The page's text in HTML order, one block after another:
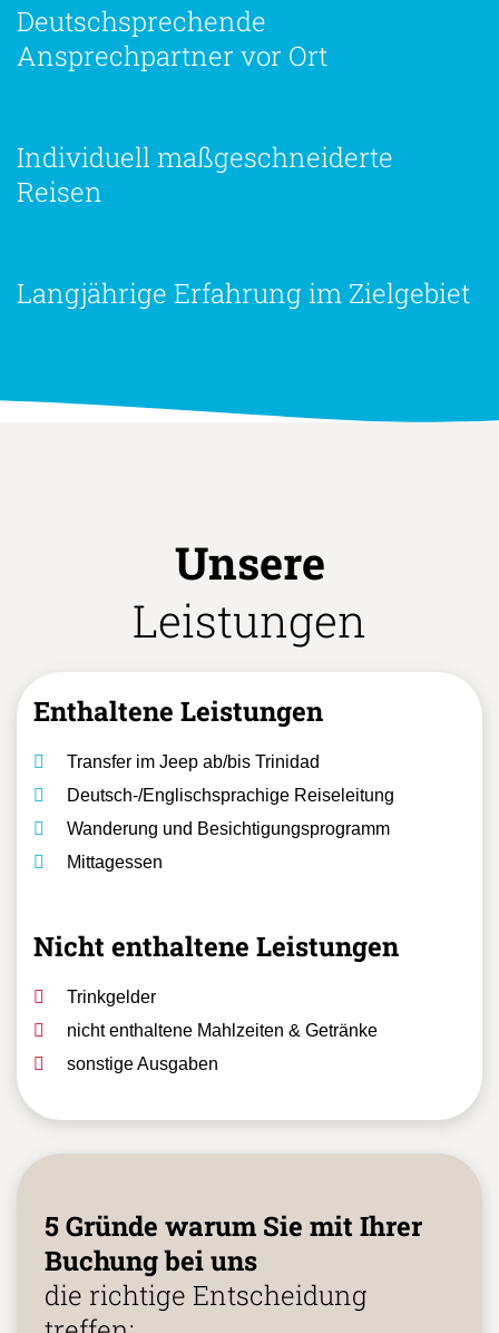
Deutschsprechende
Ansprechpartner vor Ort
Individuell maßgeschneiderte
Reisen
Langjährige Erfahrung im Zielgebiet
Unsere
Leistungen
Enthaltene Leistungen
Transfer im Jeep ab/bis Trinidad
Deutsch-/Englischsprachige Reiseleitung
Wanderung und Besichtigungsprogramm
Mittagessen
Nicht enthaltene Leistungen
Trinkgelder
nicht enthaltene Mahlzeiten & Getränke
sonstige Ausgaben
5 Gründe warum Sie mit Ihrer
Buchung bei uns
die richtige Entscheidung